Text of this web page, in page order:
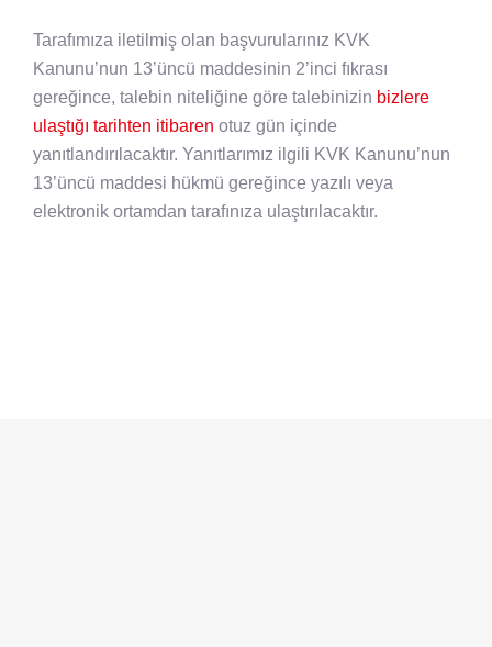
Tarafımıza iletilmiş olan başvurularınız KVK
Kanunu’nun 13’üncü maddesinin 2’inci fıkrası
gereğince, talebin niteliğine göre talebinizin bizlere
ulaştığı tarihten itibaren otuz gün içinde
yanıtlandırılacaktır. Yanıtlarımız ilgili KVK Kanunu’nun
13’üncü maddesi hükmü gereğince yazılı veya
elektronik ortamdan tarafınıza ulaştırılacaktır.